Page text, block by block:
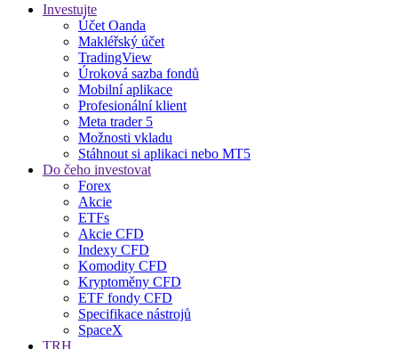
Investujte
Účet Oanda
Makléřský účet
TradingView
Úroková sazba fondů
Mobilní aplikace
Profesionální klient
Meta trader 5
Možnosti vkladu
Stáhnout si aplikaci nebo MT5
Do čeho investovat
Forex
Akcie
ETFs
Akcie CFD
Indexy CFD
Komodity CFD
Kryptoměny CFD
ETF fondy CFD
Specifikace nástrojů
SpaceX
TRH